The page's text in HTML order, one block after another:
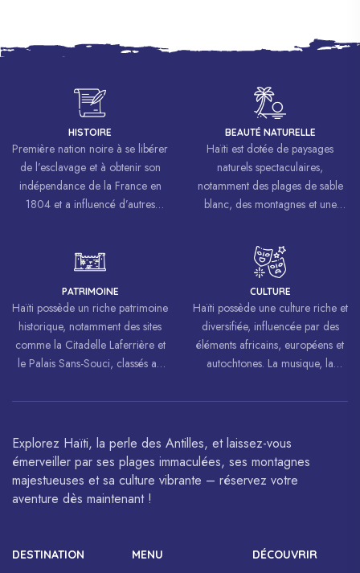
HISTOIRE
Première nation noire à se libérer
de l’esclavage et à obtenir son
indépendance de la France en
1804 et a influencé d’autres
luttes pour la liberté et l’égalité.
BEAUTÉ NATURELLE
Haïti est dotée de paysages
naturels spectaculaires,
notamment des plages de sable
blanc, des montagnes et une
PATRIMOINE
Haïti possède un riche patrimoine
historique, notamment des sites
comme la Citadelle Laferrière et
le Palais Sans-Souci, classés au
l’UNESCO.
CULTURE
Haïti possède une culture riche et
diversifiée, influencée par des
éléments africains, européens et
autochtones. La musique, la
sont célébrés à travers le monde.
Explorez Haïti, la perle des Antilles, et laissez-vous
émerveiller par ses plages immaculées, ses montagnes
majestueuses et sa culture vibrante – réservez votre
aventure dès maintenant !
DESTINATION MENU DÉCOUVRIR